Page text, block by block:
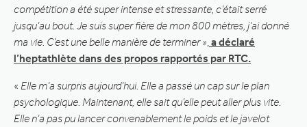
compétition a été super intense et stressante, c’était serré
jusqu’au bout. Je suis super fière de mon 800 mètres, j’ai donné
ma vie. C’est une belle manière de terminer » a déclaré
l’heptathlète dans des propos rapportés par RTC.
« Elle m’a surpris aujourd’hui. Elle a passé un cap sur le plan
psychologique. Maintenant, elle sait qu’elle peut aller plus vite.
Elle n’a pas pu lancer convenablement le poids et le javelot